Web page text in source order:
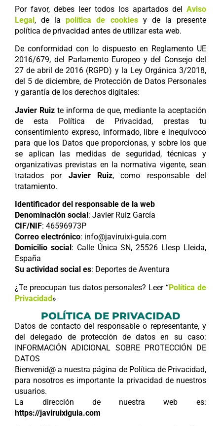
Por favor, debes leer todos los apartados del Aviso
Legal, de lapolítica de cookies y de la presente
política de privacidad antes de utilizar esta web.
De conformidad con lo dispuesto en Reglamento UE
2016/679, del Parlamento Europeo y del Consejo del
27 de abril de 2016 (RGPD) y la Ley Orgánica 3/2018,
del 5 de diciembre, de Protección de Datos Personales
y garantía de los derechos digitales:
Javier Ruiz te informa de que, mediante la aceptación
de esta Política de Privacidad, prestas tu
consentimiento expreso, informado, libre e inequívoco
para que los Datos que proporcionas, y sobre los que
se aplican las medidas de seguridad, técnicas y
organizativas previstas en la normativa vigente, sean
tratados por Javier Ruiz, como responsable del
tratamiento.
Identificador del responsable de la web
Denominación social : Javier Ruiz García
CIF/NIF: 46596973P
Correo electrónico: info@javiruixi-guia.com
Domicilio social : Calle Única SN, 25526 Llesp Lleida,
España
Su actividad social es: Deportes de Aventura
¿Te preocupan tus datos personales? Leer “Política de
Privacidad»
POLÍTICA DE PRIVACIDAD
Datos de contacto del responsable o representante, y
del delegado de protección de datos en su caso:
INFORMACIÓN ADICIONAL SOBRE PROTECCIÓN DE
DATOS
Bienvenid@ a nuestra página de Política de Privacidad,
para nosotros es importante la privacidad de nuestros
usuarios.
La dirección de nuestra web es:
https://javiruixiguia.com